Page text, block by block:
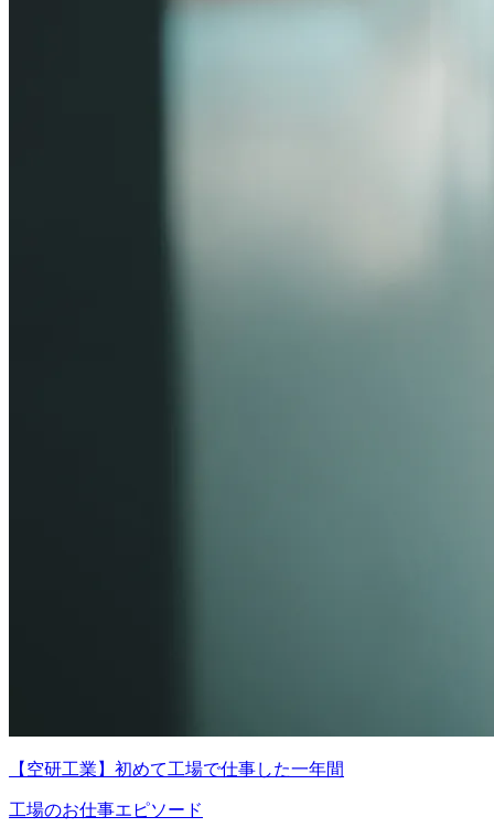
【空研工業】初めて工場で仕事した一年間
工場のお仕事エピソード